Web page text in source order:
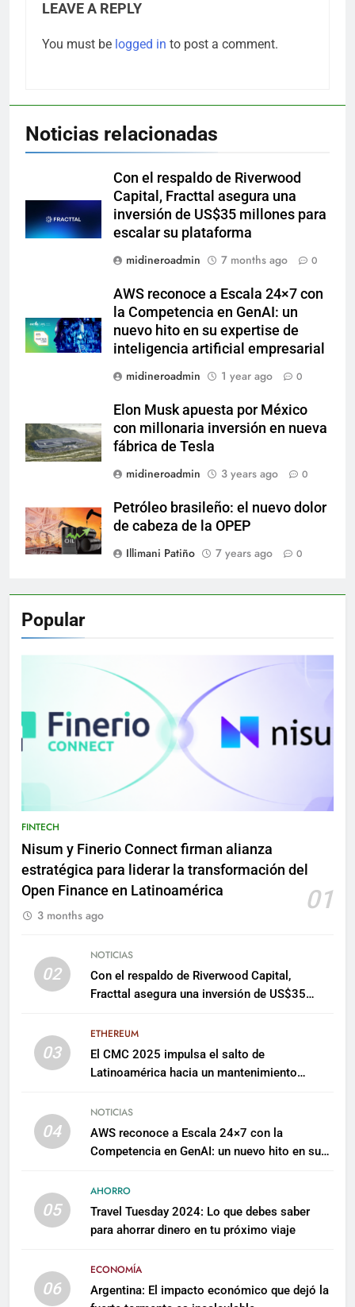
LEAVE A REPLY
You must be logged in to post a comment.
Noticias relacionadas
Con el respaldo de Riverwood
Capital, Fracttal asegura una
inversión de US$35 millones para
escalar su plataforma
midineroadmin
7 months ago 0
AWS reconoce a Escala 24×7 con
la Competencia en GenAI: un
nuevo hito en su expertise de
inteligencia artificial empresarial
midineroadmin
1 year ago 0
Elon Musk apuesta por México
con millonaria inversión en nueva
fábrica de Tesla
midineroadmin
3 years ago 0
Petróleo brasileño: el nuevo dolor
de cabeza de la OPEP
Illimani Patiño
7 years ago 0
Popular
FINTECH
Nisum y Finerio Connect firman alianza
estratégica para liderar la transformación del
Open Finance en Latinoamérica
01
3 months ago
02
NOTICIAS
Con el respaldo de Riverwood Capital,
Fracttal asegura una inversión de US$35
03
ETHEREUM
El CMC 2025 impulsa el salto de
Latinoamérica hacia un mantenimiento
04
NOTICIAS
AWS reconoce a Escala 24×7 con la
Competencia en GenAI: un nuevo hito en su
05
AHORRO
Travel Tuesday 2024: Lo que debes saber
para ahorrar dinero en tu próximo viaje
06
ECONOMÍA
Argentina: El impacto económico que dejó la